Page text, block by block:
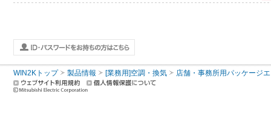
WIN2Kトップ 製品情報 [業務用]空調・換気 店舗・事務所用パッケージ